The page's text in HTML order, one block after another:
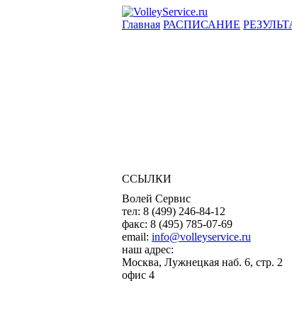
Главная РАСПИСАНИЕ
ССЫЛКИ
Волей Сервис
тел: 8 (499) 246-84-12
факс: 8 (495) 785-07-69
email: info@volleyservice.ru
наш адрес:
Москва, Лужнецкая наб. 6, стр. 2
офис 4